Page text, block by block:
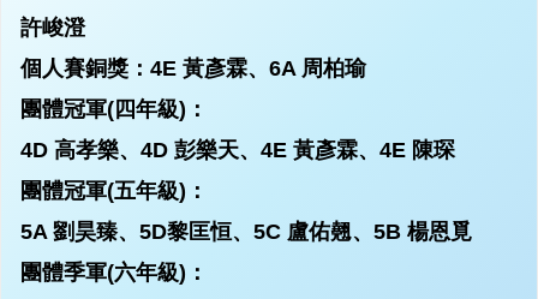
許峻澄
個人賽銅獎：4E 黃彥霖、6A 周柏瑜
團體冠軍(四年級)：
4D 高孝樂、4D 彭樂天、4E 黃彥霖、4E 陳琛
團體冠軍(五年級)：
5A 劉昊臻、5D黎匡恒、5C 盧佑翹、5B 楊恩覓
團體季軍(六年級)：